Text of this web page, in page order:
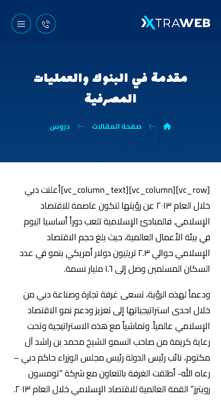
مقدمة في البنوك والعمليات
المصرفية
صفحة المقالات دروس
[vc_row][vc_column][vc_column_text]أعلنت دبي
خلال العام ٢٠١٣ عن رؤيتها لتكون عاصمة للاقتصاد
الإسلامي. فالمبادئ الإسلامية تلعب دوراً أساسيا اليوم
في بيئة الأعمال العالمية، حيث بلغ حجم الاقتصاد
الإسلامي حوالي ٢.٣ تريليون دولار أمريكي بنمو في عدد
السكان المسلمين وصل إلى ١.٦ مليار نسمة.
ودعماً لهذه الرؤية، تسعى غرفة تجارة وصناعة دبي من
خلال احدى استراتيجياتها إلى تعزيز ودعم نمو الاقتصاد
الإسلامي عالمياً. وتماشياً مع هذه الاستراتيجية وتحت
رعاية كريمة من صاحب السمو الشيخ محمد بن راشد آل
مكتوم، نائب رئيس الدولة رئيس مجلس الوزراء حاكم دبي –
رعاه الله- أطلقت الغرفة بالتعاون مع شركة “تومسون
رويترز” القمة العالمية للاقتصاد الإسلامي خلال العام ٢٠١٣.